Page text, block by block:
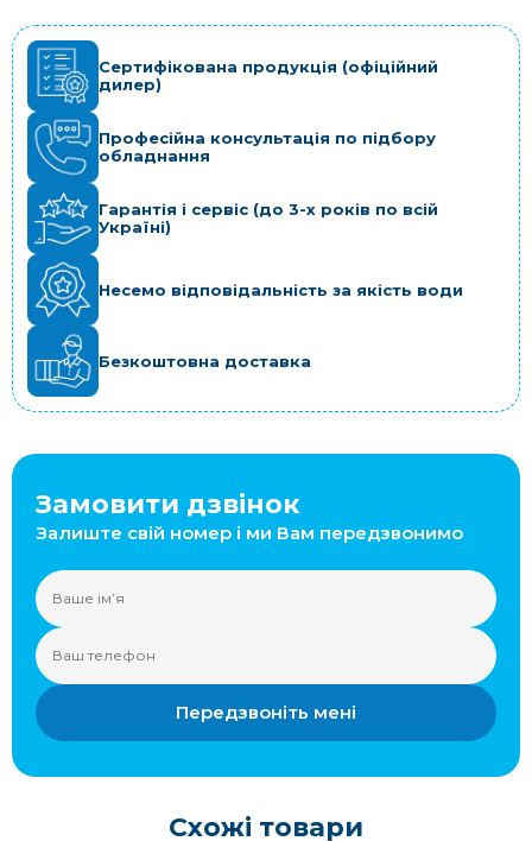
Сертифікована продукція (офіційний
дилер)
Професійна консультація по підбору
обладнання
Гарантія і сервіс (до 3-х років по всій
Україні)
Несемо відповідальність за якість води
Безкоштовна доставка
Замовити дзвінок
Залиште свій номер і ми Вам передзвонимо
Передзвоніть мені
Схожі товари